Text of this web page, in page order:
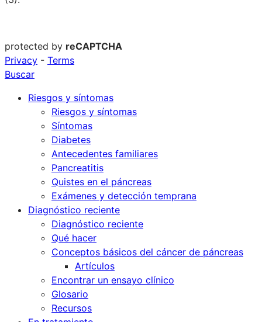
protected by reCAPTCHA
Privacy - Terms
Buscar
Riesgos y síntomas
Riesgos y síntomas
Síntomas
Diabetes
Antecedentes familiares
Pancreatitis
Quistes en el páncreas
Exámenes y detección temprana
Diagnóstico reciente
Diagnóstico reciente
Qué hacer
Conceptos básicos del cáncer de páncreas
Artículos
Encontrar un ensayo clínico
Glosario
Recursos